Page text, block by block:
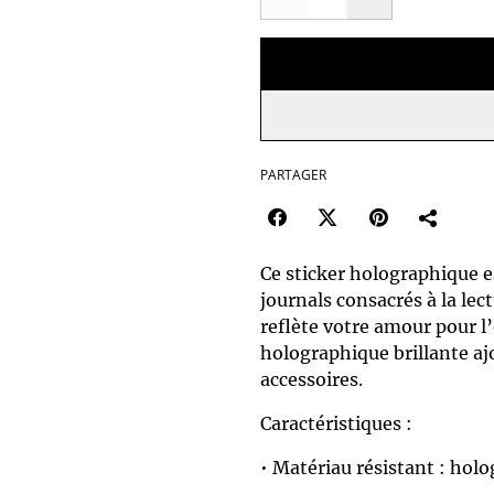
PARTAGER
Ce sticker holographique
journals consacrés à la
reflète votre amour pour
holographique brillante
accessoires.
Caractéristiques :
• Matériau résistant :